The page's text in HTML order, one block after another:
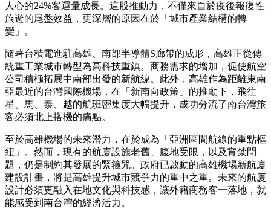
人心的24%客運量成長。這股推動力，不僅來自於疫後報復性
旅遊的尾盤效益，更深層的原因在於「城市產業結構的轉
變」。
隨著台積電進駐高雄、南部半導體S廊帶的成形，高雄正從傳
統重工業城市轉型為高科技重鎮。商務需求的增加，促使航空
公司積極拓展中南部出發的新航線。此外，高雄作為距離東南
亞最近的台灣國際機場，在「新南向政策」的推動下，飛往
星、馬、泰、越的航班密集度大幅提升，成功分流了南台灣旅
客必須北上搭機的痛點。
至於高雄機場的未來潛力，在於成為「亞洲區間航線的重點樞
紐」。然而，現有的航廈設施老舊、腹地受限，以及宵禁問
題，仍是制約其發展的緊箍咒。政府已啟動的高雄機場新航廈
建設計畫，將是高雄提升城市競爭力的重中之重。未來的航廈
設計必須更融入在地文化與科技感，讓外籍商務客一落地，就
能感受到南台灣的經濟活力。